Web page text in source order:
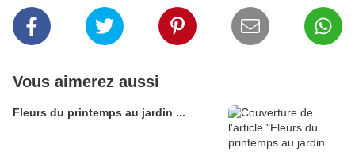
Vous aimerez aussi
Fleurs du printemps au jardin ...